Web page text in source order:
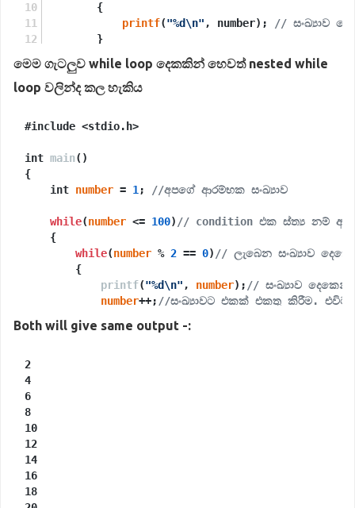
        {
printf("%d\n" , number);
// සංඛ්‍යාව
        }
//සංඛ්‍යාවට එකක් එකතු කිරීම.
    }
මෙම ගැටලුව while loop දෙකකින් හෙවත් nested while
loop වලින්ද කල හැකිය
#include <stdio. h>
int main( )
{
    int
number = 1 ; //අපගේ ආරම්භක සංඛ්‍යාව
while(number <= 100) // condition එක ස්ත්‍ය නම් අප
    {
while(number % 2 == 0) // ලැබෙන සංඛ්‍යාව
        {
printf("%d\n" , number); // සංඛ්‍යාව
number++; //සංඛ්‍යාවට එකක් එකතු කිරීම. එවිට
number++; //සංඛ්‍යාවට එකක් එකතු කිරීම. එවිට
Both will give same output -:
2
4
6
8
10
12
14
16
18